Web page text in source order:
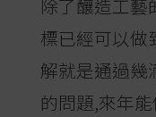
除了釀造工藝
標已經可以做
解就是通過幾
的問題,來年